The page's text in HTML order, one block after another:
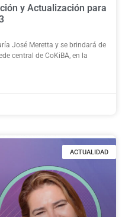
y Actualización para
José Meretta y se brindará de
central de CoKiBA, en la
ACTUALIDAD